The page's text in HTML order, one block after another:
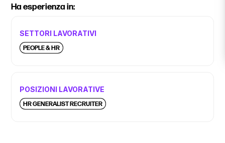
Ha esperienza in:
SETTORI LAVORATIVI
PEOPLE & HR
POSIZIONI LAVORATIVE
HR GENERALIST RECRUITER